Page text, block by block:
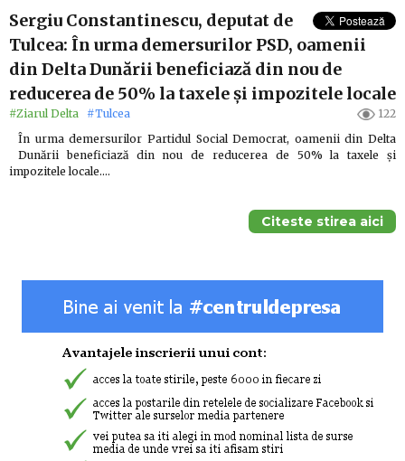
Sergiu Constantinescu, deputat de
Tulcea: În urma demersurilor PSD, oamenii
din Delta Dunării beneficiază din nou de
reducerea de 50% la taxele și impozitele locale
#Ziarul Delta #Tulcea
122
În urma demersurilor Partidul Social Democrat, oamenii din Delta
Dunării beneficiază din nou de reducerea de 50% la taxele și
impozitele locale.…
Citeste stirea aici